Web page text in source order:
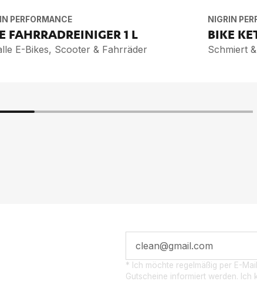
PERFORMANCE
FAHR­RAD­REI­NI­GER1 L
E-Bikes, Scooter & Fahrräder
NIGRIN
BIKE
* Ich möchte regelmäßig per E-
Gutscheine informiert werden. Ich